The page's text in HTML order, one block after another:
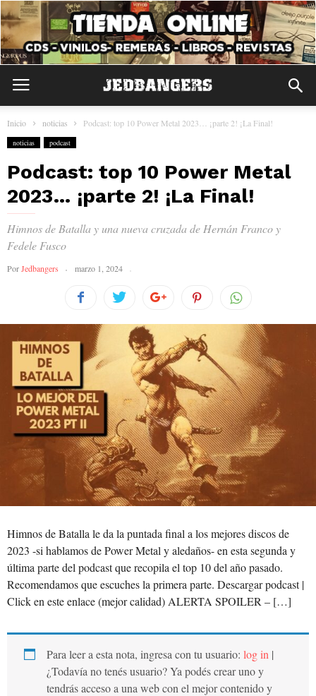
Inicio noticias Podcast: top 10 Power Metal 2023… ¡parte 2! ¡La Final!
noticias podcast
Podcast: top 10 Power Metal
2023… ¡parte 2! ¡La Final!
Himnos de Batalla y una nueva cruzada de Hernán Franco y
Fedele Fusco
PorJedbangers marzo 1, 2024
Himnos de Batalla le da la puntada final a los mejores discos de
2023 -si hablamos de Power Metal y aledaños- en esta segunda y
última parte del podcast que recopila el top 10 del año pasado.
Recomendamos que escuches la primera parte. Descargar podcast |
Click en este enlace (mejor calidad) ALERTA SPOILER – […]
Para leer a esta nota, ingresa con tu usuario: log in |
¿Todavía no tenés usuario? Ya podés crear uno y
tendrás acceso a una web con el mejor contenido y